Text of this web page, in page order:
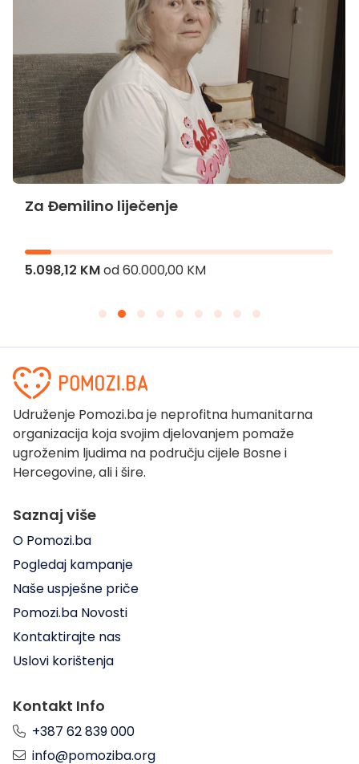
Za Đemilino liječenje
5.098,12 KMod60.000,00 KM
Udruženje Pomozi.ba je neprofitna humanitarna
organizacija koja svojim djelovanjem pomaže
ugroženim ljudima na području cijele Bosne i
Hercegovine, ali i šire.
Saznaj više
O Pomozi.ba
Pogledaj kampanje
Naše uspješne priče
Pomozi.ba Novosti
Kontaktirajte nas
Uslovi korištenja
Kontakt Info
+387 62 839 000
info@pomoziba.org